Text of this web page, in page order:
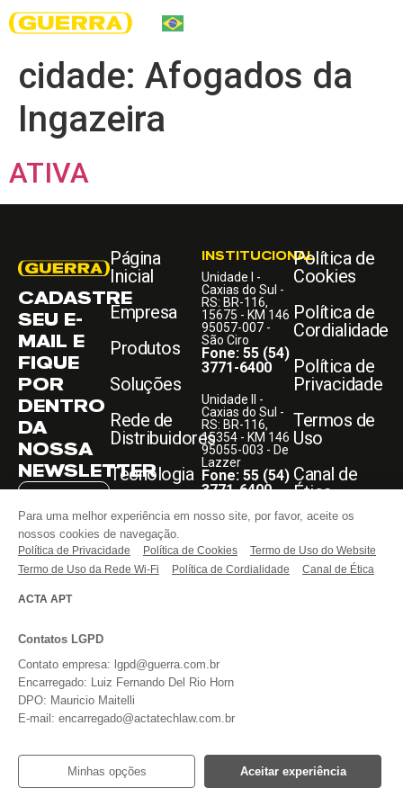
cidade: Afogados da
Ingazeira
ATIVA
CADASTRE
SEU E-
MAIL E
FIQUE
POR
DENTRO
DA
NOSSA
NEWSLETTER
Li e aceito o
aviso acima,
website da
Implementos.
ASSINAR
Página
Inicial
Empresa
Produtos
Soluções
Rede de
Distribuidores
Tecnologia
Blog
Faça Parte
Entre em
INSTITUCIONAL
Unidade I -
Caxias do Sul -
RS: BR-116,
15675 - KM 146
95057-007 -
São Ciro
Fone: 55 (54)
3771-6400
Unidade II -
Caxias do Sul -
RS: BR-116,
15354 - KM 146
95055-003 - De
Lazzer
Fone: 55 (54)
3771-6400
Unidade -
Rodovia
Anhanguera,
KM 108,05
Política de
Cookies
Política de
Cordialidade
Política de
Privacidade
Termos de
Uso
Canal de
Ética
Guerra
Todos os direitos
Para uma melhor experiência em nosso site, por favor, aceite os
nossos cookies de navegação.
Política de Privacidade Política de Cookies
Termo de Uso do Website
Termo de Uso da Rede Wi-Fi
Política de Cordialidade Canal de Ética
ACTA APT
Contatos LGPD
Contato empresa: lgpd@guerra.com.br
Encarregado: Luiz Fernando Del Rio Horn
DPO: Mauricio Maitelli
E-mail: encarregado@actatechlaw.com.br
Minhas opções Aceitar experiência